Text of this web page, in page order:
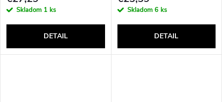
Skladom 1 ks
DETAIL
Skladom 6 ks
DETAIL